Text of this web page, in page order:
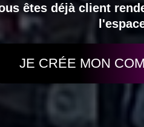
êtes déjà client
JE CRÉE MON